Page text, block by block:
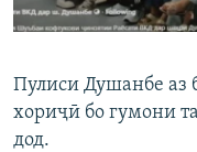
Пулиси Душанбе аз
хориҷӣ бо гумони
дод.